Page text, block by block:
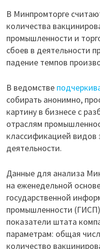
В Минпромторге
количества
промышленности и
сбоев в деятельности
падение темпов
В ведомстве
собирать анонимно,
картину в бизнесе с
отраслям
классификацией видов
деятельности.
Данные для анализа
на еженедельной
государственной
промышленности
показатели штата
параметрам: общая
количество